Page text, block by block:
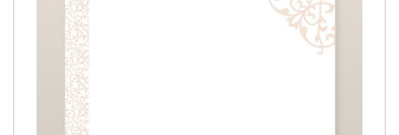
ご購入頂いた商品：
卒園祝い オリジナル メッセージ入り ど
ら焼き(5個入り)